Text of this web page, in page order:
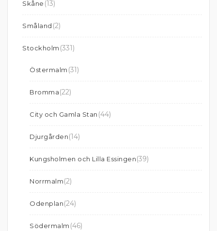
Skåne (13)
Småland (2)
Stockholm (331)
Östermalm (31)
Bromma(22)
City och Gamla Stan (44)
Djurgården(14)
Kungsholmen och Lilla Essingen(39)
Norrmalm(2)
Odenplan(24)
Södermalm (46)